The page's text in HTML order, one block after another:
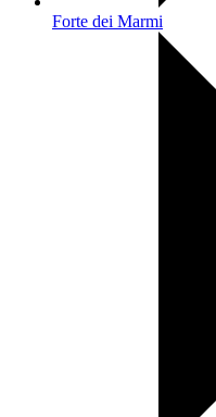
Forte dei Marmi